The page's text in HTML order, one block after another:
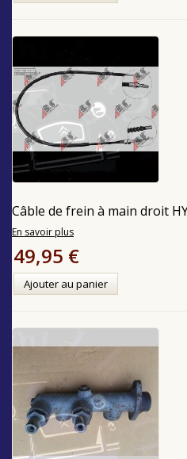
Câble de frein à main droit
En savoir plus
49,95 €
Ajouter au panier